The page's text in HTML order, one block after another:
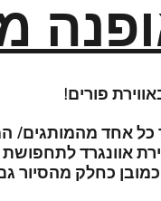
פורים
4 מותגים כאשר כל אחד
אוונגרד
כחלק מהסיור